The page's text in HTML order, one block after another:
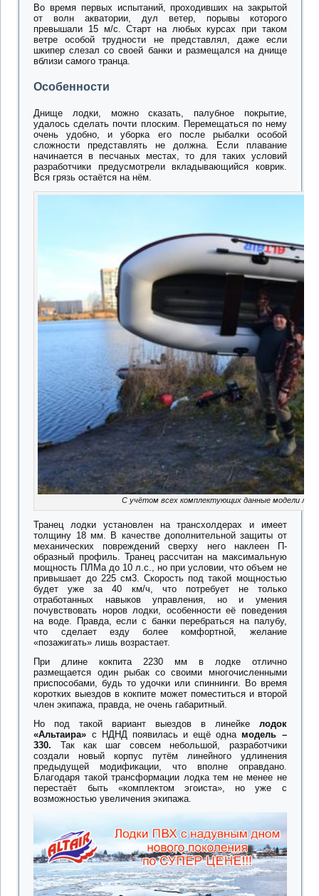
Во время первых испытаний, проходивших на закрытой
от волн акватории, дул ветер, порывы которого
превышали 15 м/с. Старт на любых курсах при таком
ветре особой трудности не представлял, даже если
шкипер слезал со своей банки и размещался на днище
вблизи самого транца.
Особенности
Днище лодки, можно сказать, палубное покрытие,
удалось сделать почти плоским. Перемещаться по нему
очень удобно, и уборка его после рыбалки особой
сложности представлять не должна. Если плавание
начинается в песчаных местах, то для таких условий
разработчики предусмотрели вкладывающийся коврик.
Вся грязь остаётся на нём.
С учётом всех комплектующих данные модели
Транец лодки установлен на трансхолдерах и имеет
толщину 18 мм. В качестве дополнительной защиты от
механических повреждений сверху него наклеен П-
образный профиль. Транец рассчитан на максимальную
мощность ПЛМа до 10 л.с., но при условии, что объем не
привышает до 225 см3. Скорость под такой мощностью
будет уже за 40 км/ч, что потребует не только
отработанных навыков управления, но и умения
почувствовать норов лодки, особенности её поведения
на воде. Правда, если с банки перебраться на палубу,
что сделает езду более комфортной, желание
«позажигать» лишь возрастает.
При длине кокпита 2230 мм в лодке отлично
размещается один рыбак со своими многочисленными
приспособами, будь то удочки или спиннинги. Во время
коротких выездов в кокпите может поместиться и второй
член экипажа, правда, не очень габаритный.
Но под такой вариант выездов в линейке лодок
«Альтаира» с НДНД появилась и ещё одна модель –
330. Так как шаг совсем небольшой, разработчики
создали новый корпус путём линейного удлинения
предыдущей модификации, что вполне оправдано.
Благодаря такой трансформации лодка тем не менее не
перестаёт быть «комплектом эгоиста», но уже с
возможностью увеличения экипажа.